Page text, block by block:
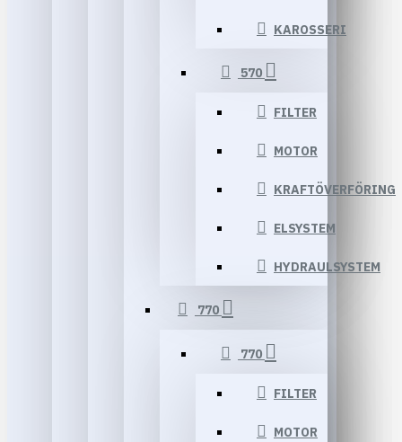
KAROSSERI
570
FILTER
MOTOR
KRAFTÖVERFÖRING
ELSYSTEM
HYDRAULSYSTEM
770
770
FILTER
MOTOR